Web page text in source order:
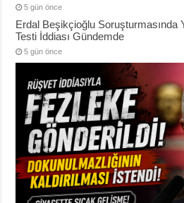
5 gün önce
Erdal Beşikçioğlu Soruşturmasında
Testi İddiası Gündemde
5 gün önce